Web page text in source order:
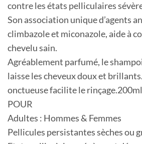
contre les états pelliculaires
Son association unique d’agents
climbazole et miconazole, aide à
chevelu sain.
Agréablement parfumé, le
laisse les cheveux doux et
onctueuse facilite le
POUR
Adultes : Hommes & Femmes
Pellicules persistantes sèches ou